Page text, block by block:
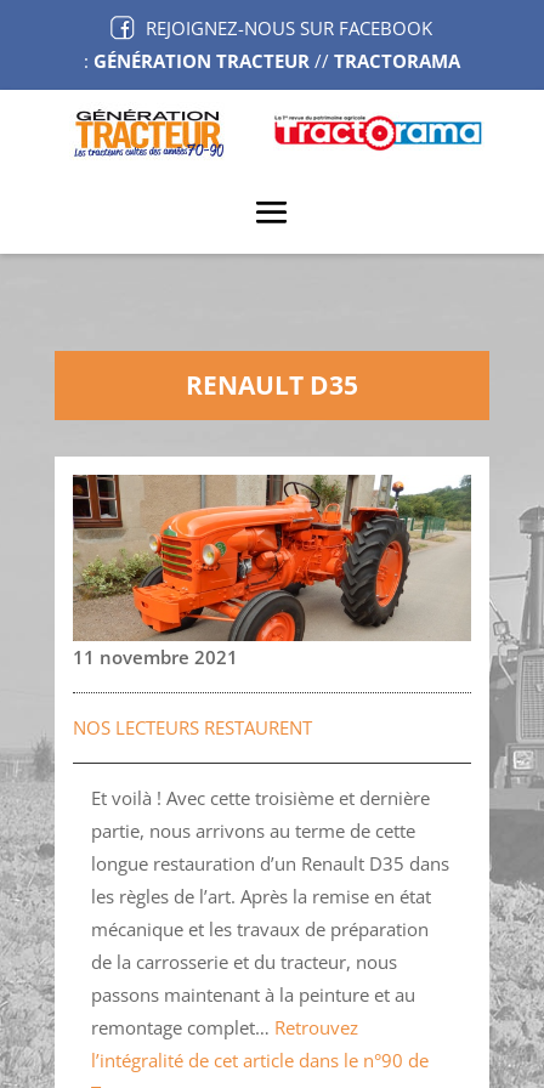
REJOIGNEZ-NOUS SUR FACEBOOK
: GÉNÉRATION TRACTEUR// TRACTORAMA
RENAULT D35
11 novembre 2021
NOS LECTEURS RESTAURENT
Et voilà ! Avec cette troisième et dernière
partie, nous arrivons au terme de cette
longue restauration d’un Renault D35 dans
les règles de l’art. Après la remise en état
mécanique et les travaux de préparation
de la carrosserie et du tracteur, nous
passons maintenant à la peinture et au
remontage complet… Retrouvez
l’intégralité de cet article dans le n°90 de